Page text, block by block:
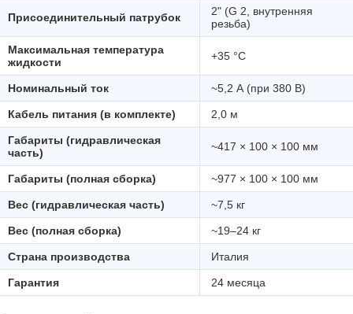
Присоединительный патрубок
2" (G 2, внутренняя
резьба)
Максимальная температура
жидкости
+35 °C
Номинальный ток ~5,2 А (при 380 В)
Кабель питания (в комплекте) 2,0 м
Габариты (гидравлическая
часть)
~417 × 100 × 100 мм
Габариты (полная сборка) ~977 × 100 × 100 мм
Вес (гидравлическая часть) ~7,5 кг
Вес (полная сборка) ~19–24 кг
Страна производства Италия
Гарантия 24 месяца